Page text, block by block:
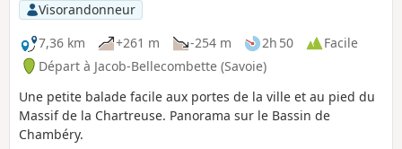
routiers assez inévitables vu la configuration
des lieux.
Visorandonneur
7,36 km
+261 m -254 m 2h 50
Facile
Départ à Jacob-Bellecombette (Savoie)
Une petite balade facile aux portes de la ville et au pied du
Massif de la Chartreuse. Panorama sur le Bassin de
Chambéry.